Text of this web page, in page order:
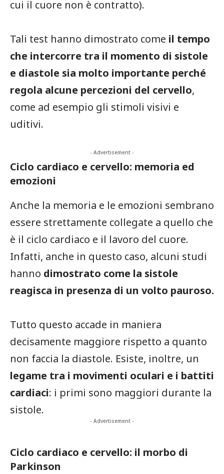
cui il cuore non è contratto).
Tali test hanno dimostrato come il tempo
che intercorre tra il momento di sistole
e diastole sia molto importante perché
regola alcune percezioni del cervello,
come ad esempio gli stimoli visivi e
uditivi.
- Advertisement -
Ciclo cardiaco e cervello: memoria ed
emozioni
Anche la memoria e le emozioni sembrano
essere strettamente collegate a quello che
è il ciclo cardiaco e il lavoro del cuore.
Infatti, anche in questo caso, alcuni studi
hanno dimostrato come la sistole
reagisca in presenza di un volto pauroso.
Tutto questo accade in maniera
decisamente maggiore rispetto a quanto
non faccia la diastole. Esiste, inoltre, un
legame tra i movimenti oculari e i battiti
cardiaci: i primi sono maggiori durante la
sistole.
- Advertisement -
Ciclo cardiaco e cervello: il morbo di
Parkinson